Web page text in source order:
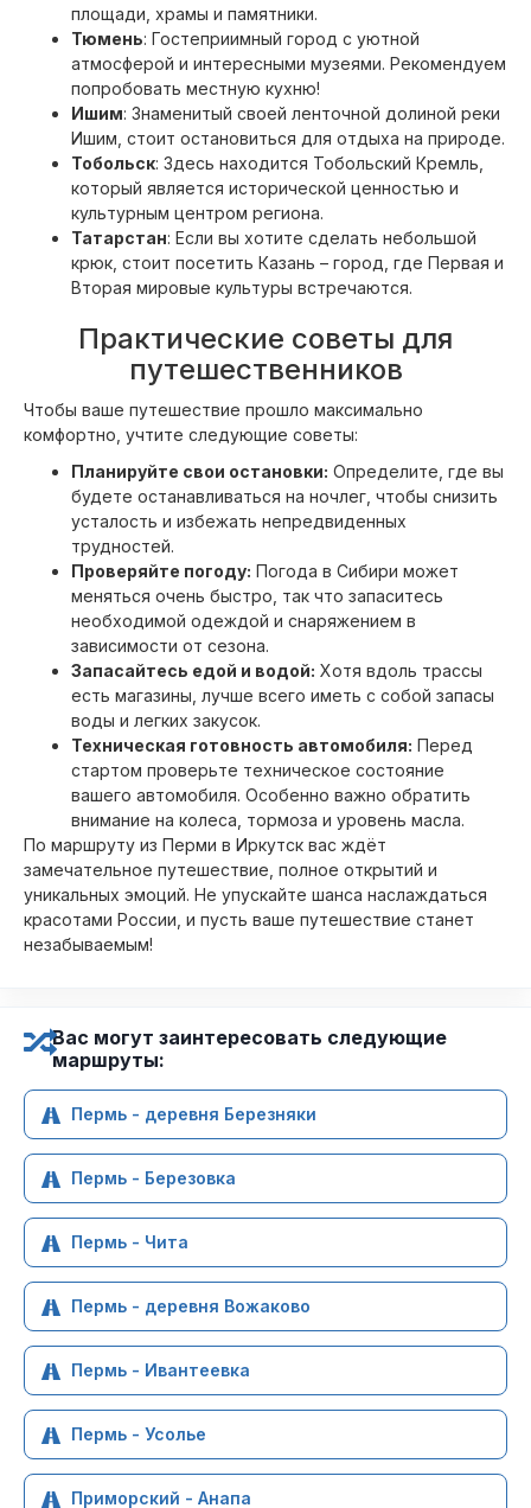
площади, храмы и памятники.
Тюмень: Гостеприимный город с уютной
атмосферой и интересными музеями. Рекомендуем
попробовать местную кухню!
Ишим: Знаменитый своей ленточной долиной реки
Ишим, стоит остановиться для отдыха на природе.
Тобольск: Здесь находится Тобольский Кремль,
который является исторической ценностью и
культурным центром региона.
Татарстан: Если вы хотите сделать небольшой
крюк, стоит посетить Казань – город, где Первая и
Вторая мировые культуры встречаются.
Практические советы для
путешественников
Чтобы ваше путешествие прошло максимально
комфортно, учтите следующие советы:
Планируйте свои остановки: Определите, где вы
будете останавливаться на ночлег, чтобы снизить
усталость и избежать непредвиденных
трудностей.
Проверяйте погоду: Погода в Сибири может
меняться очень быстро, так что запаситесь
необходимой одеждой и снаряжением в
зависимости от сезона.
Запасайтесь едой и водой: Хотя вдоль трассы
есть магазины, лучше всего иметь с собой запасы
воды и легких закусок.
Техническая готовность автомобиля: Перед
стартом проверьте техническое состояние
вашего автомобиля. Особенно важно обратить
внимание на колеса, тормоза и уровень масла.
По маршруту из Перми в Иркутск вас ждёт
замечательное путешествие, полное открытий и
уникальных эмоций. Не упускайте шанса наслаждаться
красотами России, и пусть ваше путешествие станет
незабываемым!
Вас могут заинтересовать следующие
маршруты:
Пермь - деревня Березняки
Пермь - Березовка
Пермь - Чита
Пермь - деревня Вожаково
Пермь - Ивантеевка
Пермь - Усолье
Приморский - Анапа